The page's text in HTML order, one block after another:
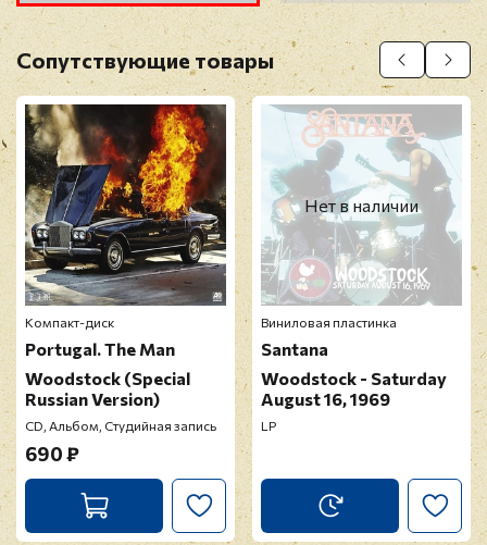
Оставить отзыв
Перед публикацией отзывы проходят
модерацию
Сопутствующие товары
Компакт-диск
Portugal. The Man
Woodstock (Special
Russian Version)
CD, Альбом, Студийная запись
690 ₽
Нет в наличии
Виниловая пластинка
Santana
Woodstock - Saturday
August 16, 1969
LP